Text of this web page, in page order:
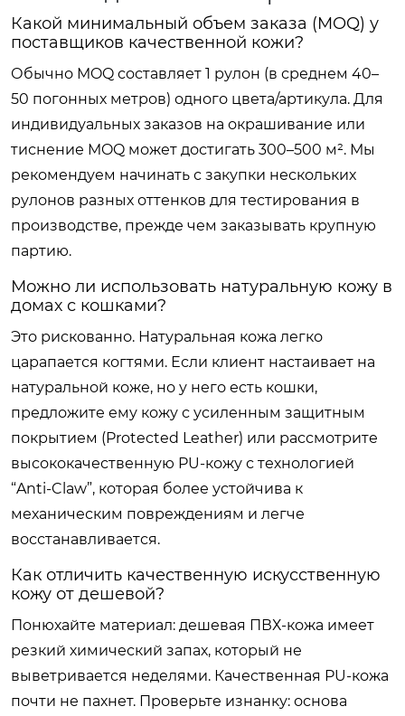
Какой минимальный объем заказа (MOQ) у
поставщиков качественной кожи?
Обычно MOQ составляет 1 рулон (в среднем 40–
50 погонных метров) одного цвета/артикула. Для
индивидуальных заказов на окрашивание или
тиснение MOQ может достигать 300–500 м². Мы
рекомендуем начинать с закупки нескольких
рулонов разных оттенков для тестирования в
производстве, прежде чем заказывать крупную
партию.
Можно ли использовать натуральную кожу в
домах с кошками?
Это рискованно. Натуральная кожа легко
царапается когтями. Если клиент настаивает на
натуральной коже, но у него есть кошки,
предложите ему кожу с усиленным защитным
покрытием (Protected Leather) или рассмотрите
высококачественную PU-кожу с технологией
“Anti-Claw”, которая более устойчива к
механическим повреждениям и легче
восстанавливается.
Как отличить качественную искусственную
кожу от дешевой?
Понюхайте материал: дешевая ПВХ-кожа имеет
резкий химический запах, который не
выветривается неделями. Качественная PU-кожа
почти не пахнет. Проверьте изнанку: основа